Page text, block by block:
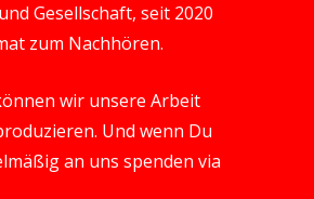
Gesellschaft, seit 2020
zum Nachhören.
wir unsere Arbeit
Und wenn Du
an uns spenden via